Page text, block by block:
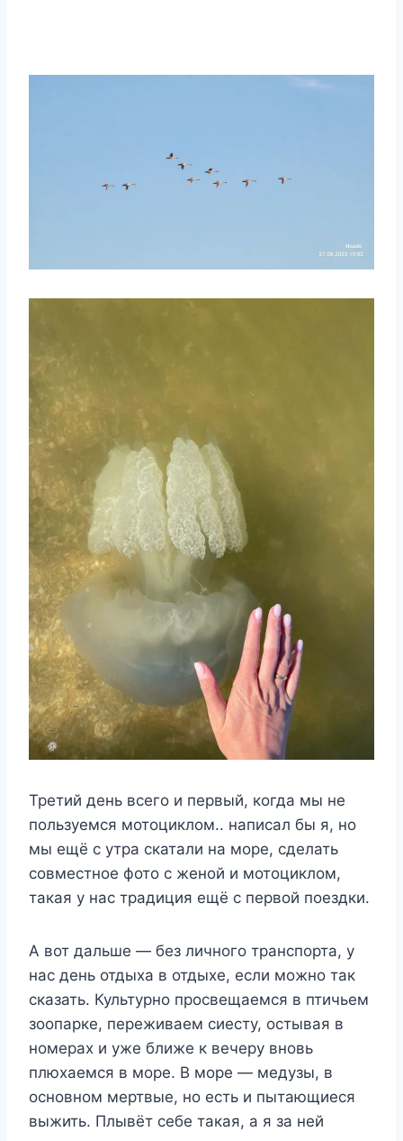
Третий день всего и первый, когда мы не
пользуемся мотоциклом.. написал бы я, но
мы ещё с утра скатали на море, сделать
совместное фото с женой и мотоциклом,
такая у нас традиция ещё с первой поездки.
А вот дальше — без личного транспорта, у
нас день отдыха в отдыхе, если можно так
сказать. Культурно просвещаемся в птичьем
зоопарке, переживаем сиесту, остывая в
номерах и уже ближе к вечеру вновь
плюхаемся в море. В море — медузы, в
основном мертвые, но есть и пытающиеся
выжить. Плывёт себе такая, а я за ней